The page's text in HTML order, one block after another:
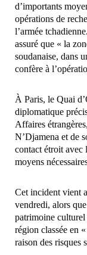
d’importants
opérations de
l’armée
assuré que « la
soudanaise, dans
confère à
À Paris, le Quai
diplomatique
Affaires
N’Djamena et de
contact étroit avec
moyens
Cet incident vient
vendredi, alors
patrimoine culturel
région classée en
raison des risques